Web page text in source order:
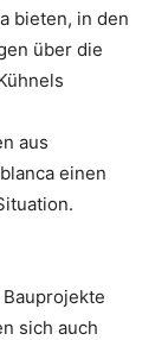
bieten, in den
über die
aus
einen
sich auch